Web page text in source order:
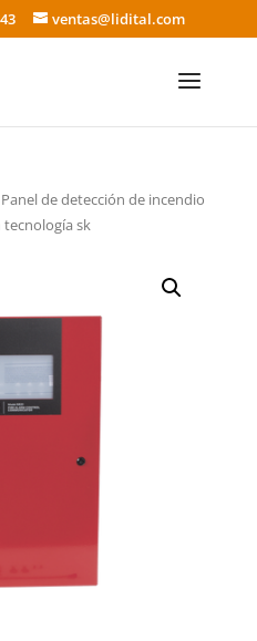
ventas@lidital.com
de detección de incendio
tecnología sk